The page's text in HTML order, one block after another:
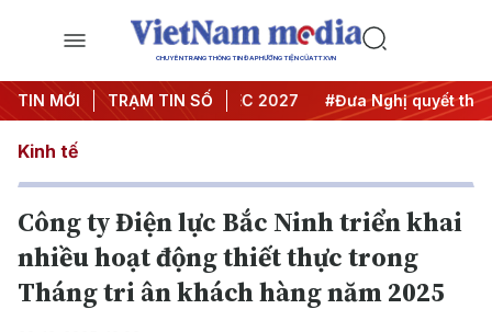
CHUYÊN TRANG THÔNG TIN ĐA PHƯƠNG TIỆN CỦA TTXVN
TIN MỚI TRẠM TIN SỐ
Trung ương 3 #APEC 2027 #Đưa Nghị quyết thành
Kinh tế
Công ty Điện lực Bắc Ninh triển khai
nhiều hoạt động thiết thực trong
Tháng tri ân khách hàng năm 2025